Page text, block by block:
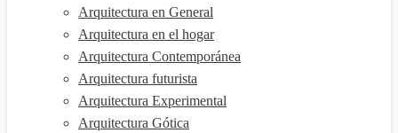
Arquitectura en General
Arquitectura en el hogar
Arquitectura Contemporánea
Arquitectura futurista
Arquitectura Experimental
Arquitectura Gótica